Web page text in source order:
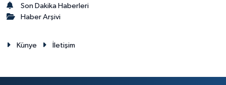
Son Dakika Haberleri
Haber Arşivi
Künye İletişim